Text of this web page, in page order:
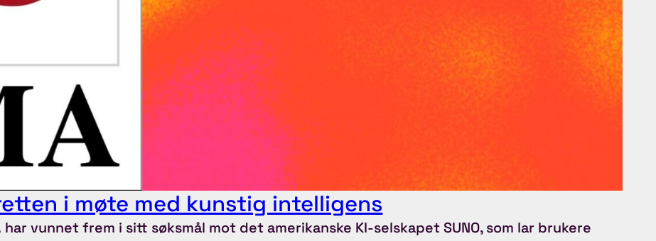
i møte med kunstig intelligens
vunnet frem i sitt søksmål mot det amerikanske KI-selskapet SUNO, som lar brukere